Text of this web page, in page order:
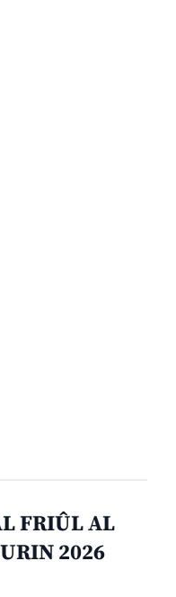
FRIÛL AL
2026